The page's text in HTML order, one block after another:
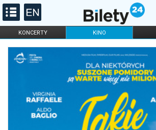
KONCERTY KINO
FILHARMONIA OPERA I BALET
DLA DZIECI
ONLINE